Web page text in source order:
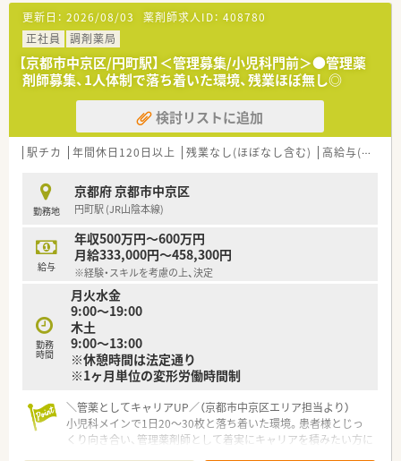
更新日： 2026/08/03 薬剤師求人ID： 408780
正社員
調剤薬局
【京都市中京区/円町駅】＜管理募集/小児科門前＞●管理薬
剤師募集、1人体制で落ち着いた環境、残業ほぼ無し◎
検討リストに追加
駅チカ 年間休日120日以上 残業なし(ほぼなし含む) 高給与(600万円以上)
勤務地
京都府 京都市中京区
円町駅 (JR山陰本線)
給与
年収500万円～600万円
月給333,000円～458,300円
※経験・スキルを考慮の上、決定
勤務
時間
月火水金
9:00～19:00
木土
9:00～13:00
※休憩時間は法定通り
※1ヶ月単位の変形労働時間制
＼管薬としてキャリアUP／（京都市中京区エリア担当より）
小児科メインで1日20〜30枚と落ち着いた環境。患者様とじっ
くり向き合い、管理薬剤師として着実にキャリアを積みたい方に